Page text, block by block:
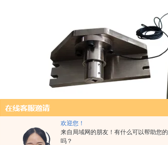
欢迎您！
来自局域网的朋友！有什么可以帮助您的
吗？